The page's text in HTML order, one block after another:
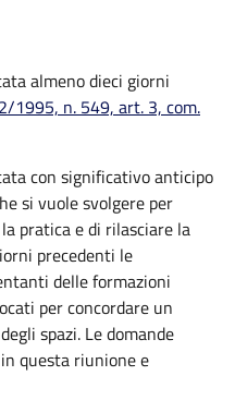
almeno dieci giorni
1995, n. 549, art. 3, com.
con significativo anticipo
si vuole svolgere per
pratica e di rilasciare la
precedenti le
delle formazioni
per concordare un
spazi. Le domande
questa riunione e